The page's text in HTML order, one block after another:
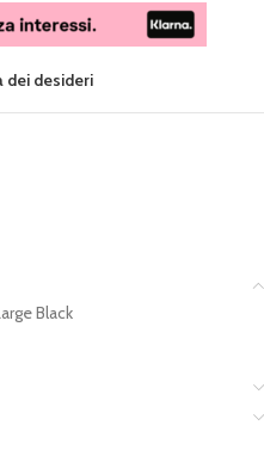
dei desideri
Black